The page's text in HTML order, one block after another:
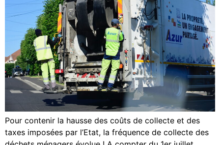
Pour contenir la hausse des coûts de collecte et des
taxes imposées par l’Etat, la fréquence de collecte des